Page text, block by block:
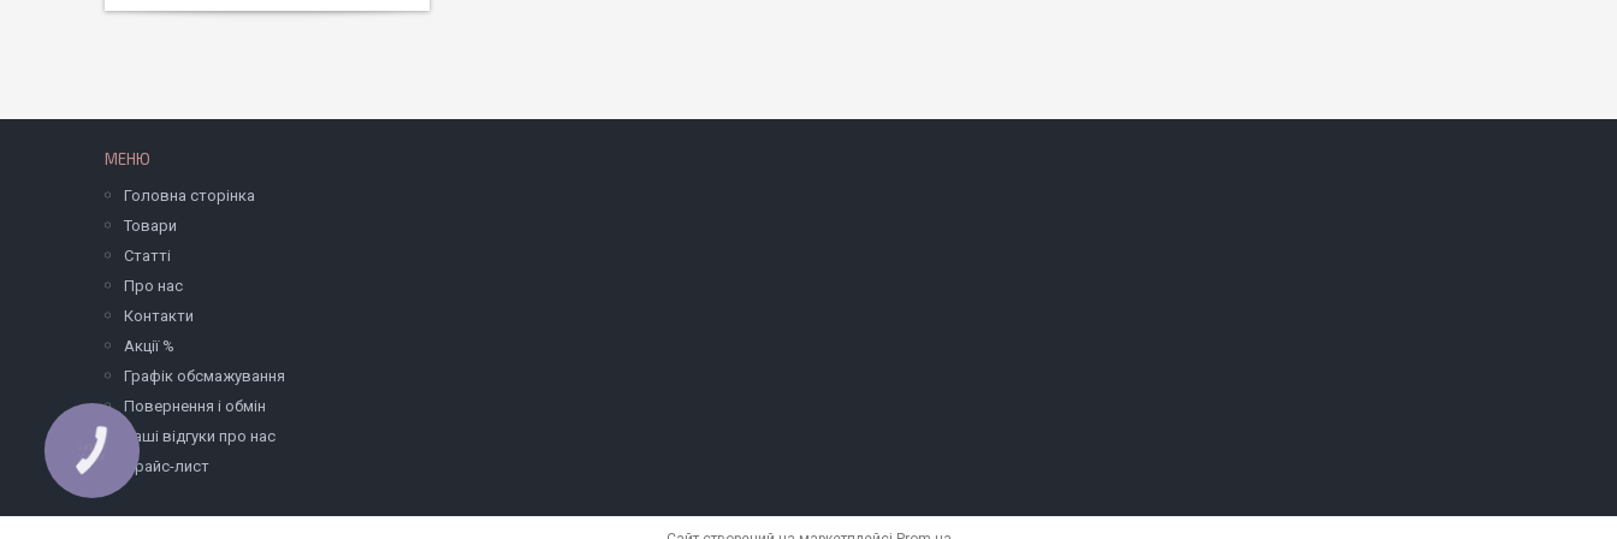
МЕНЮ
Головна сторінка
Товари
Статті
Про нас
Контакти
Акції %
Графік обсмажування
Повернення і обмін
Ваші відгуки про нас
Прайс-лист
КНОПКА
ЗВ'ЯЗКУ